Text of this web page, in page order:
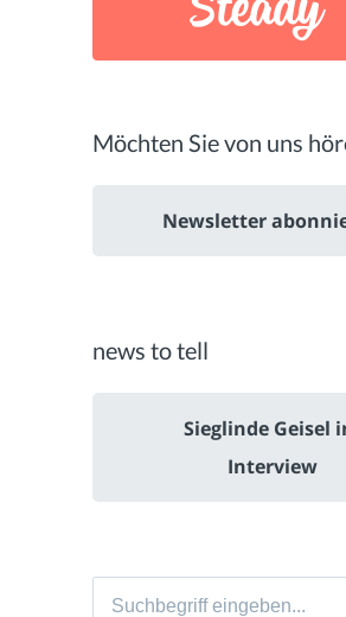
Möchten Sie von uns
Newsletter
news to tell
Sieglinde Geisel
Interview
Suche